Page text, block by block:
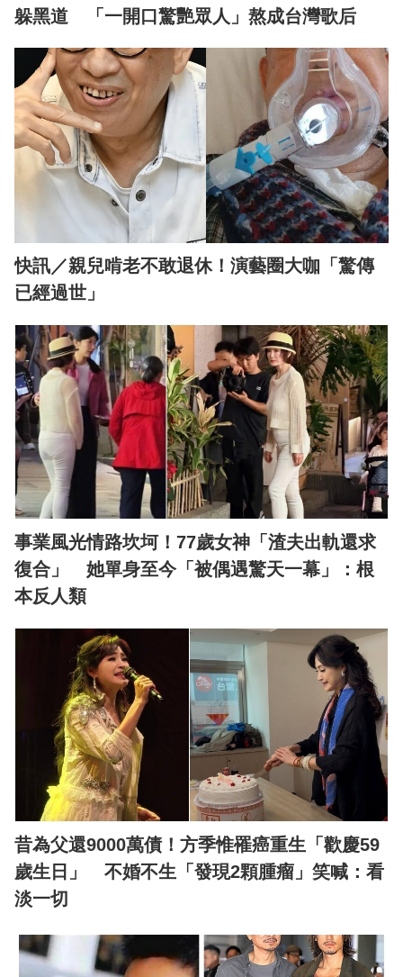
躲黑道 「一開口驚艷眾人」熬成台灣歌后
快訊／親兒啃老不敢退休！演藝圈大咖「驚傳
已經過世」
事業風光情路坎坷！77歲女神「渣夫出軌還求
復合」 她單身至今「被偶遇驚天一幕」：根
本反人類
昔為父還9000萬債！方季惟罹癌重生「歡慶59
歲生日」 不婚不生「發現2顆腫瘤」笑喊：看
淡一切